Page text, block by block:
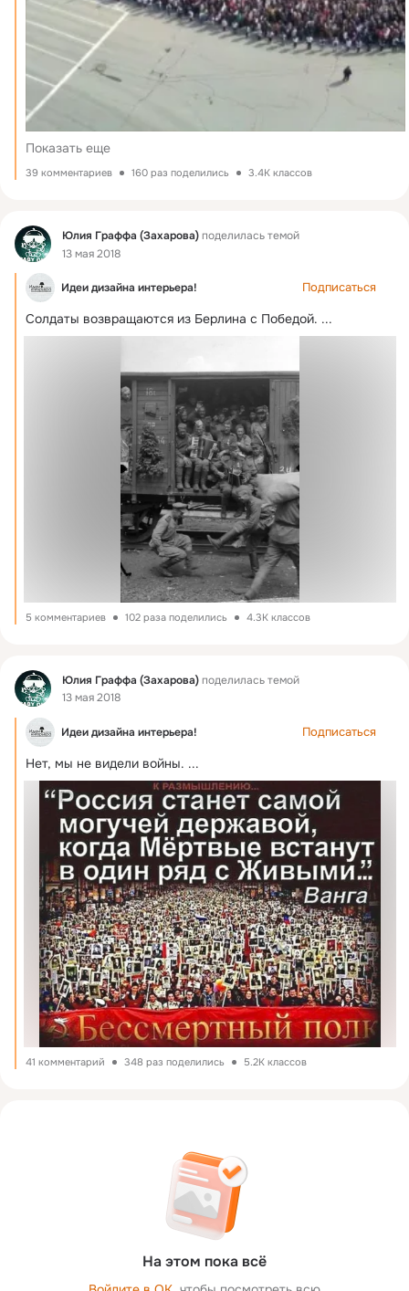
Показать еще
39 комментариев 160 раз поделились 3.4K классов
Фид Юлия Граффа (Захарова)поделилась темой
13 мая 2018
Идеи дизайна интерьера! Подписаться
Солдаты возвращаются из Берлина с Победой. ...
5 комментариев 102 раза поделились 4.3K классов
Фид Юлия Граффа (Захарова)поделилась темой
13 мая 2018
Идеи дизайна интерьера! Подписаться
Нет, мы не видели войны. ...
41 комментарий 348 раз поделились 5.2K классов
На этом пока всё